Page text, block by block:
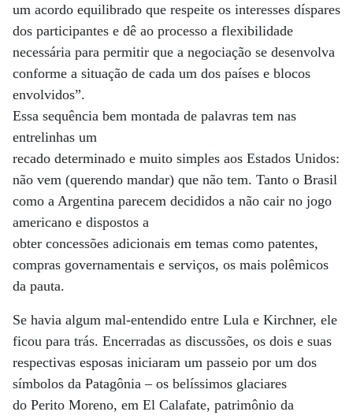
um acordo equilibrado que respeite os interesses díspares
dos participantes e dê ao processo a flexibilidade
necessária para permitir que a negociação se desenvolva
conforme a situação de cada um dos países e blocos
envolvidos”.
Essa sequência bem montada de palavras tem nas
entrelinhas um
recado determinado e muito simples aos Estados Unidos:
não vem (querendo mandar) que não tem. Tanto o Brasil
como a Argentina parecem decididos a não cair no jogo
americano e dispostos a
obter concessões adicionais em temas como patentes,
compras governamentais e serviços, os mais polêmicos
da pauta.
Se havia algum mal-entendido entre Lula e Kirchner, ele
ficou para trás. Encerradas as discussões, os dois e suas
respectivas esposas iniciaram um passeio por um dos
símbolos da Patagônia – os belíssimos glaciares
do Perito Moreno, em El Calafate, patrimônio da